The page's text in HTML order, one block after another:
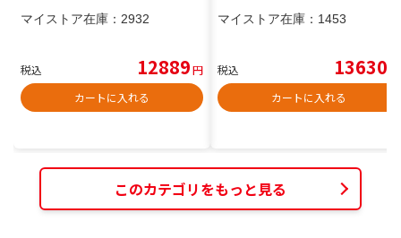
マイストア在庫： 2932
税込 12889円
カートに入れる
マイストア在庫： 1453
税込 13630
カートに入れる
このカテゴリをもっと見る